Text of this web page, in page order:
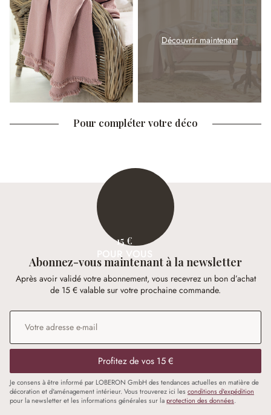
Découvrir maintenant
Pour compléter votre déco
15 €
POUR VOUS
Abonnez-vous maintenant à la newsletter
Après avoir validé votre abonnement, vous recevrez un bon d’achat
de 15 € valable sur votre prochaine commande.
Adresse e-mail
Profitez de vos 15 €
Je consens à être informé par LOBERON GmbH des tendances actuelles en matière de
décoration et d'aménagement intérieur. Vous trouverez ici les conditions d'expédition
pour la newsletter et les informations générales sur laprotection des données.